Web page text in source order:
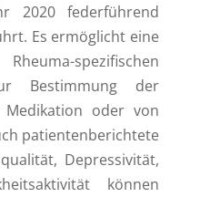
2020 federführend
Es ermöglicht eine
spezifischen
Bestimmung der
Medikation oder von
patientenberichtete
Depressivität,
können